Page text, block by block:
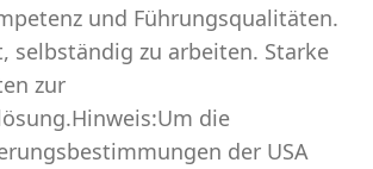
und Führungsqualitäten.
selbständig zu arbeiten. Starke
zur
die
der USA